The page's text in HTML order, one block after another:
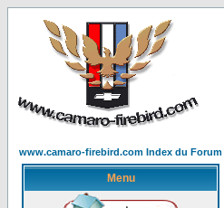
www.camaro-firebird.com Index du Forum
Menu